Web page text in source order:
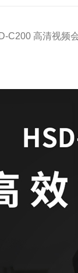
C200 高清视频